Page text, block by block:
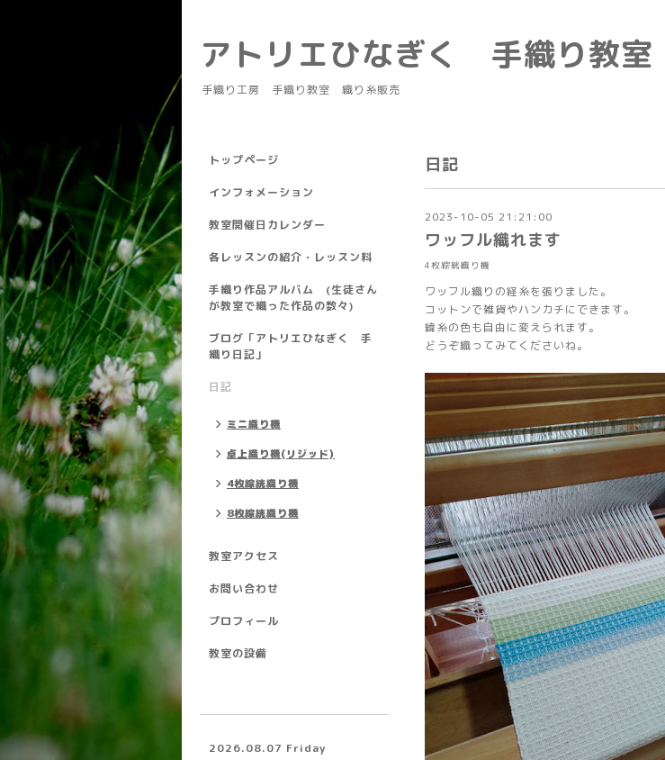
アトリエひなぎく 手織り教室
手織り工房 手織り教室 織り糸販売
日記
2023-10-05 21:21:00
ワッフル織れます
4枚綜絖織り機
ワッフル織りの経糸を張りました。
コットンで雑貨やハンカチにできます。
緯糸の色も自由に変えられます。
どうぞ織ってみてくださいね。
トップページ
インフォメーション
教室開催日カレンダー
各レッスンの紹介・レッスン料
手織り作品アルバム (生徒さん
が教室で織った作品の数々)
ブログ「アトリエひなぎく 手
織り日記」
日記
ミニ織り機
卓上織り機(リジッド)
4枚綜絖織り機
8枚綜絖織り機
教室アクセス
お問い合わせ
プロフィール
教室の設備
2026.08.07 Friday